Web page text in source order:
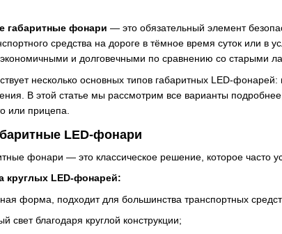
габаритные фонари — это обязательный элемент
средства на дороге в тёмное время суток или
и долговечными по сравнению со старыми
несколько основных типов габаритных LED-
В этой статье мы рассмотрим все варианты
или прицепа.
LED-фонари
фонари — это классическое решение, которое часто
круглых LED-фонарей:
форма, подходит для большинства транспортных
свет благодаря круглой конструкции;